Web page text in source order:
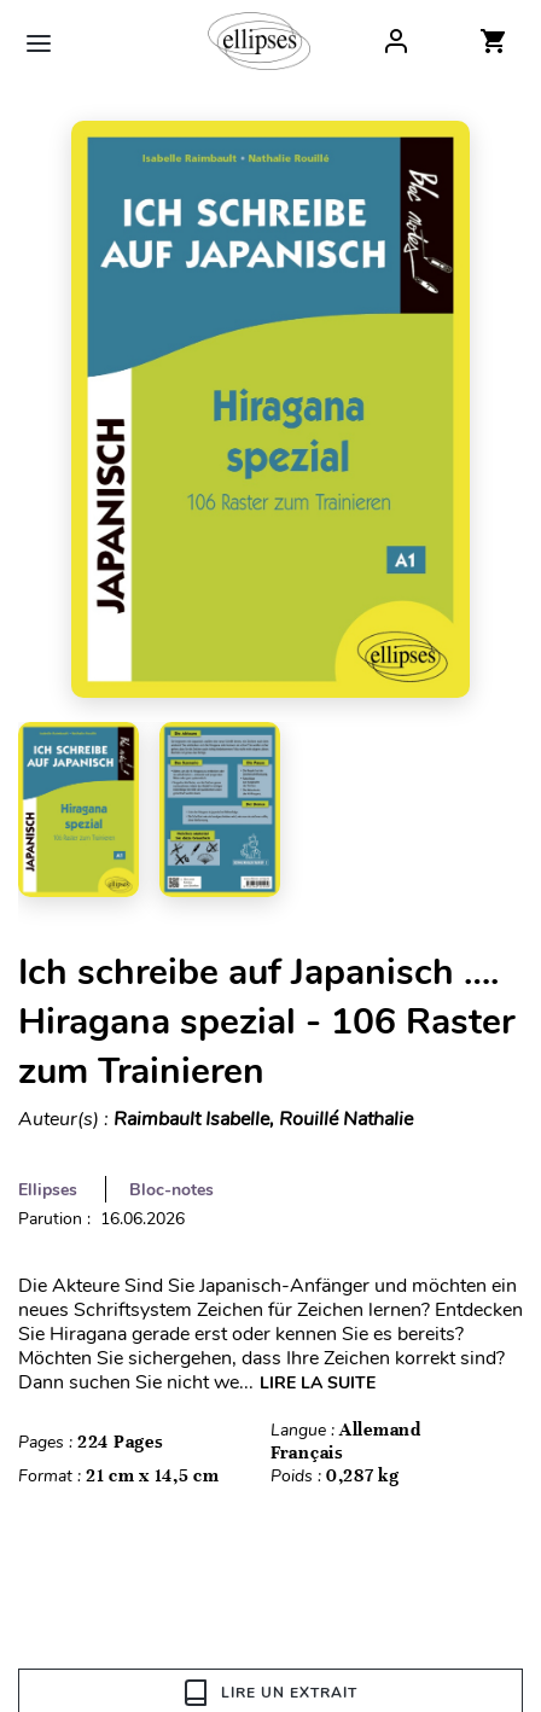
Ich schreibe auf Japanisch ….
Hiragana spezial - 106 Raster
zum Trainieren
Auteur(s) : Raimbault Isabelle, Rouillé Nathalie
Ellipses
Bloc-notes
Parution : 16.06.2026
Die Akteure Sind Sie Japanisch-Anfänger und möchten ein
neues Schriftsystem Zeichen für Zeichen lernen? Entdecken
Sie Hiragana gerade erst oder kennen Sie es bereits?
Möchten Sie sichergehen, dass Ihre Zeichen korrekt sind?
Dann suchen Sie nicht we... LIRE LA SUITE
Pages : 224 Pages Langue :Allemand
Français
Format : 21 cm x 14,5 cm Poids : 0,287 kg
LIRE UN EXTRAIT